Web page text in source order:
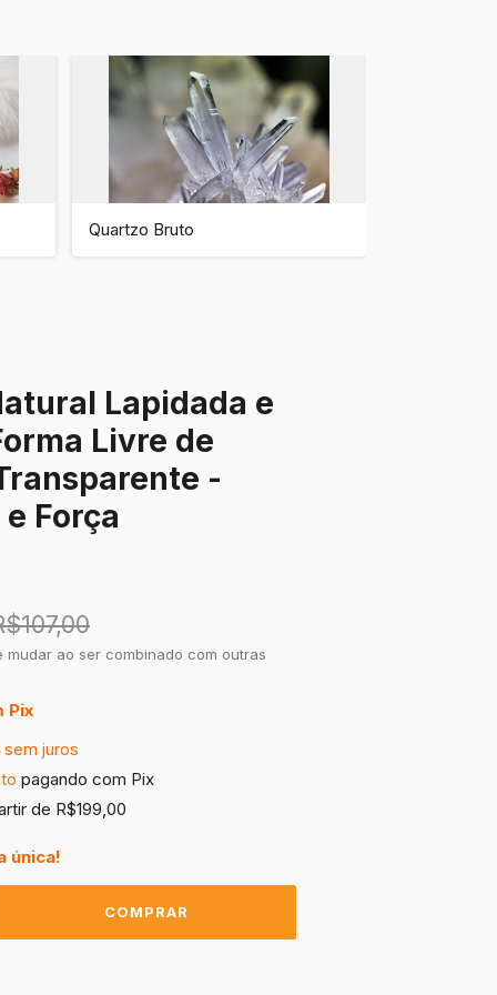
Quartzo Bruto
Lapidada e
Livre de
-
Força
mudar ao ser combinado com outras
Pix
sem juros
pagando com Pix
de R$199,00
única!